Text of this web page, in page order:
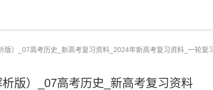
版）_07高考历史_新高考复习资料_2024年新高考复习资料_一轮
版）_07高考历史_新高考复习资料